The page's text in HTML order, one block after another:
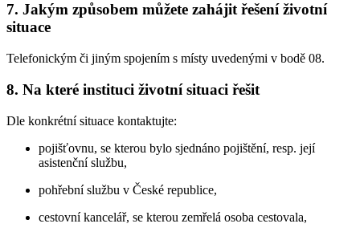
7. Jakým způsobem můžete zahájit řešení životní
situace
Telefonickým či jiným spojením s místy uvedenými v bodě 08.
8. Na které instituci životní situaci řešit
Dle konkrétní situace kontaktujte:
pojišťovnu, se kterou bylo sjednáno pojištění, resp. její
asistenční službu,
pohřební službu v České republice,
cestovní kancelář, se kterou zemřelá osoba cestovala,